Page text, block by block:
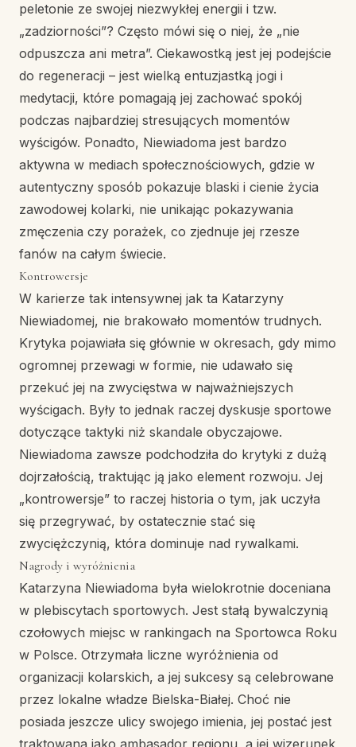
peletonie ze swojej niezwykłej energii i tzw.
„zadziorności”? Często mówi się o niej, że „nie
odpuszcza ani metra”. Ciekawostką jest jej podejście
do regeneracji – jest wielką entuzjastką jogi i
medytacji, które pomagają jej zachować spokój
podczas najbardziej stresujących momentów
wyścigów. Ponadto, Niewiadoma jest bardzo
aktywna w mediach społecznościowych, gdzie w
autentyczny sposób pokazuje blaski i cienie życia
zawodowej kolarki, nie unikając pokazywania
zmęczenia czy porażek, co zjednuje jej rzesze
fanów na całym świecie.
Kontrowersje
W karierze tak intensywnej jak ta Katarzyny
Niewiadomej, nie brakowało momentów trudnych.
Krytyka pojawiała się głównie w okresach, gdy mimo
ogromnej przewagi w formie, nie udawało się
przekuć jej na zwycięstwa w najważniejszych
wyścigach. Były to jednak raczej dyskusje sportowe
dotyczące taktyki niż skandale obyczajowe.
Niewiadoma zawsze podchodziła do krytyki z dużą
dojrzałością, traktując ją jako element rozwoju. Jej
„kontrowersje” to raczej historia o tym, jak uczyła
się przegrywać, by ostatecznie stać się
zwyciężczynią, która dominuje nad rywalkami.
Nagrody i wyróżnienia
Katarzyna Niewiadoma była wielokrotnie doceniana
w plebiscytach sportowych. Jest stałą bywalczynią
czołowych miejsc w rankingach na Sportowca Roku
w Polsce. Otrzymała liczne wyróżnienia od
organizacji kolarskich, a jej sukcesy są celebrowane
przez lokalne władze Bielska-Białej. Choć nie
posiada jeszcze ulicy swojego imienia, jej postać jest
traktowana jako ambasador regionu, a jej wizerunek